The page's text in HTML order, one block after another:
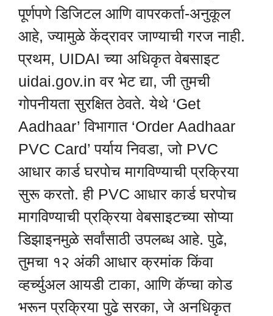
पूर्णपणे डिजिटल आणि वापरकर्ता-अनुकूल
आहे, ज्यामुळे केंद्रावर जाण्याची गरज नाही.
प्रथम, UIDAI च्या अधिकृत वेबसाइट
uidai.gov.in वर भेट द्या, जी तुमची
गोपनीयता सुरक्षित ठेवते. येथे ‘Get
Aadhaar’ विभागात ‘Order Aadhaar
PVC Card’ पर्याय निवडा, जो PVC
आधार कार्ड घरपोच मागविण्याची प्रक्रिया
सुरू करतो. ही PVC आधार कार्ड घरपोच
मागविण्याची प्रक्रिया वेबसाइटच्या सोप्या
डिझाइनमुळे सर्वांसाठी उपलब्ध आहे. पुढे,
तुमचा १२ अंकी आधार क्रमांक किंवा
व्हर्च्युअल आयडी टाका, आणि कॅप्चा कोड
भरून प्रक्रिया पुढे सरका, जे अनधिकृत